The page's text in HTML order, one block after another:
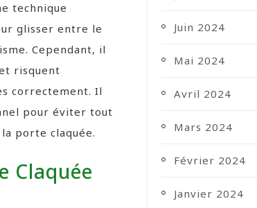
technique
glisser entre le
Cependant, il
risquent
correctement. Il
pour éviter tout
porte claquée.
Claquée
Juin 2024
Mai 2024
Avril 2024
Mars 2024
Février 2024
Janvier 2024